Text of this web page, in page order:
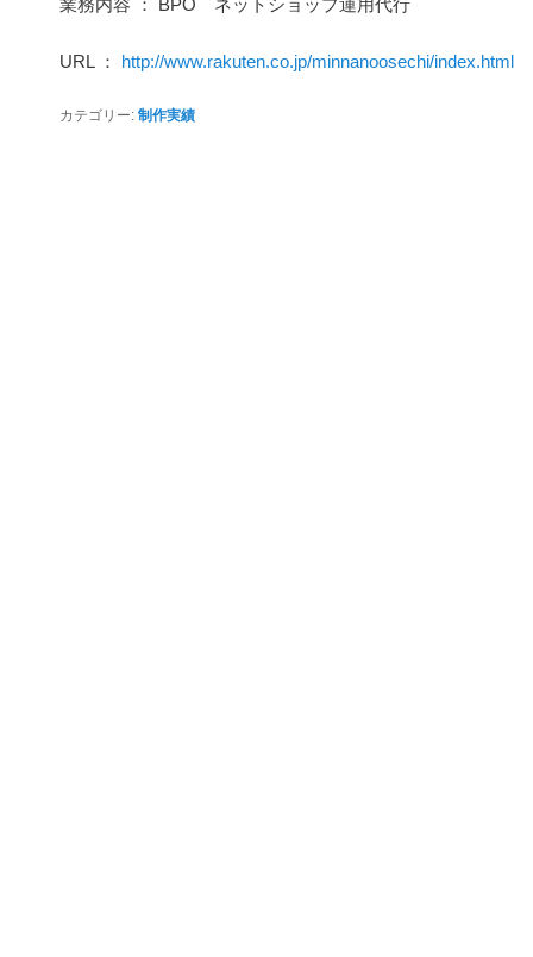
URL ： http://www.rakuten.co.jp/minnanoosechi/index.html
カテゴリー: 制作実績